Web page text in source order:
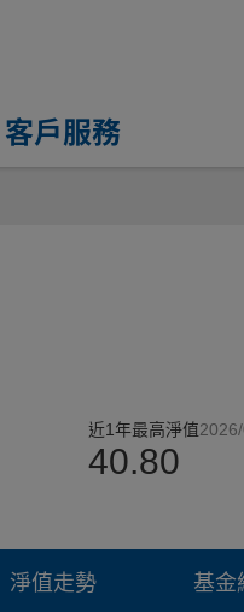
客戶服務
近1年最高淨值
40.80
淨值走勢 基金